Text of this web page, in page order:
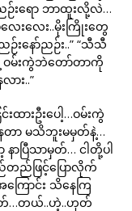
းရော ဘာထူးလို့လဲ…
းလေး..မိုးကြိုးတွေ
းနော်ညဉ်း..” “သီသီ
ဝမ်းကွဲဘဲတော်တာကို
း..”
းထားဦးပေါ့…ဝမ်းကွဲ
တာ မသိဘူးမမှတ်နဲ့…
ပြီသာမှတ်… ငါတို့ပါ
တည်ဖြင့်ပြောလိုက်
ြောင်း သိနေကြ
ဟုတ်…တယ်..ဟဲ့..ဟုတ်